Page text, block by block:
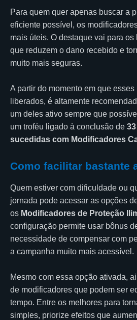
Para quem quer apenas buscar a
eficiente possível, os
mais úteis. O destaque vai para os
que reduzem o dano recebido e
muito mais seguras.
A partir do momento em que
liberados, é altamente
um deles ativo sempre que
um troféu ligado à conclusão de
sucedidas com Modificadores
Como facilitar bastante
Quem estiver com dificuldade ou
jornada pode acessar as opções
os Modificadores de Proteção
configuração permite usar bônus
necessidade de compensar com
a campanha muito mais acessível.
Mesmo com essa opção ativada,
de modificadores que podem ser
tempo. Entre os melhores para
simples, priorize efeitos que